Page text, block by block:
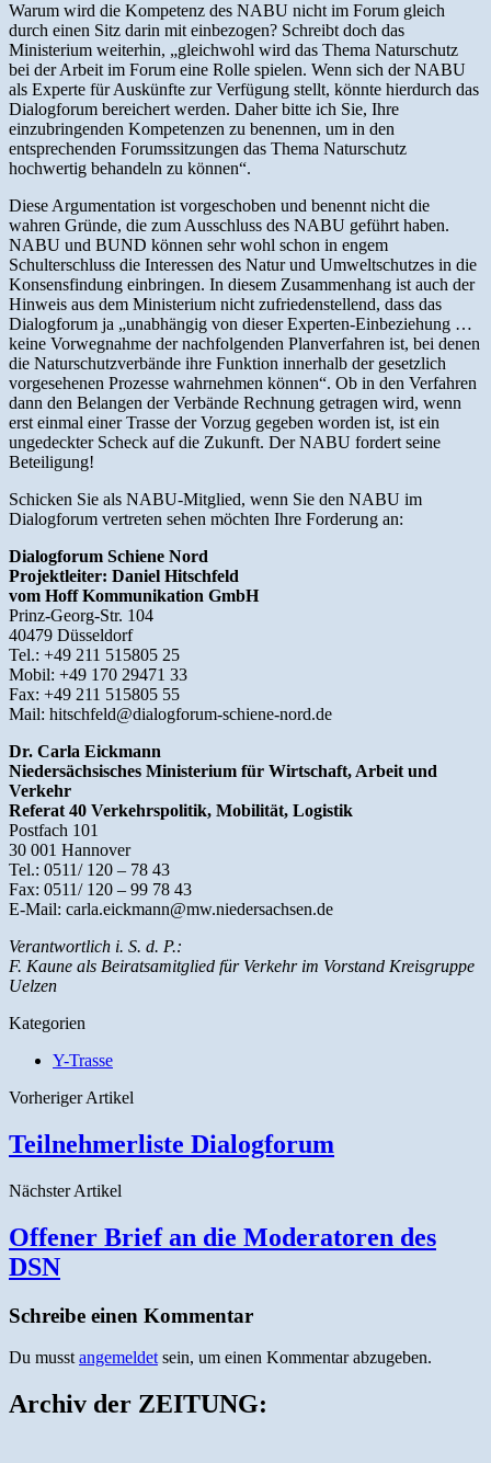
Warum wird die Kompetenz des NABU nicht im Forum gleich
durch einen Sitz darin mit einbezogen? Schreibt doch das
Ministerium weiterhin, „gleichwohl wird das Thema Naturschutz
bei der Arbeit im Forum eine Rolle spielen. Wenn sich der NABU
als Experte für Auskünfte zur Verfügung stellt, könnte hierdurch das
Dialogforum bereichert werden. Daher bitte ich Sie, Ihre
einzubringenden Kompetenzen zu benennen, um in den
entsprechenden Forumssitzungen das Thema Naturschutz
hochwertig behandeln zu können“.
Diese Argumentation ist vorgeschoben und benennt nicht die
wahren Gründe, die zum Ausschluss des NABU geführt haben.
NABU und BUND können sehr wohl schon in engem
Schulterschluss die Interessen des Natur und Umweltschutzes in die
Konsensfindung einbringen. In diesem Zusammenhang ist auch der
Hinweis aus dem Ministerium nicht zufriedenstellend, dass das
Dialogforum ja „unabhängig von dieser Experten-Einbeziehung …
keine Vorwegnahme der nachfolgenden Planverfahren ist, bei denen
die Naturschutzverbände ihre Funktion innerhalb der gesetzlich
vorgesehenen Prozesse wahrnehmen können“. Ob in den Verfahren
dann den Belangen der Verbände Rechnung getragen wird, wenn
erst einmal einer Trasse der Vorzug gegeben worden ist, ist ein
ungedeckter Scheck auf die Zukunft. Der NABU fordert seine
Beteiligung!
Schicken Sie als NABU-Mitglied, wenn Sie den NABU im
Dialogforum vertreten sehen möchten Ihre Forderung an:
Dialogforum Schiene Nord
Projektleiter: Daniel Hitschfeld
vom Hoff Kommunikation GmbH
Prinz-Georg-Str. 104
40479 Düsseldorf
Tel.: +49 211 515805 25
Mobil: +49 170 29471 33
Fax: +49 211 515805 55
Mail: hitschfeld@dialogforum-schiene-nord.de
Dr. Carla Eickmann
Niedersächsisches Ministerium für Wirtschaft, Arbeit und
Verkehr
Referat 40 Verkehrspolitik, Mobilität, Logistik
Postfach 101
30 001 Hannover
Tel.: 0511/ 120 – 78 43
Fax: 0511/ 120 – 99 78 43
E-Mail: carla.eickmann@mw.niedersachsen.de
Verantwortlich i. S. d. P.:
F. Kaune als Beiratsamitglied für Verkehr im Vorstand Kreisgruppe
Uelzen
Kategorien
Y-Trasse
Vorheriger Artikel
Teilnehmerliste Dialogforum
Nächster Artikel
Offener Brief an die Moderatoren des
DSN
Schreibe einen Kommentar
Du musstangemeldetsein, um einen Kommentar abzugeben.
Archiv der ZEITUNG: